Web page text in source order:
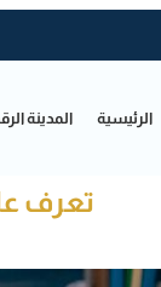
الرئيسية المدينة
تعرف